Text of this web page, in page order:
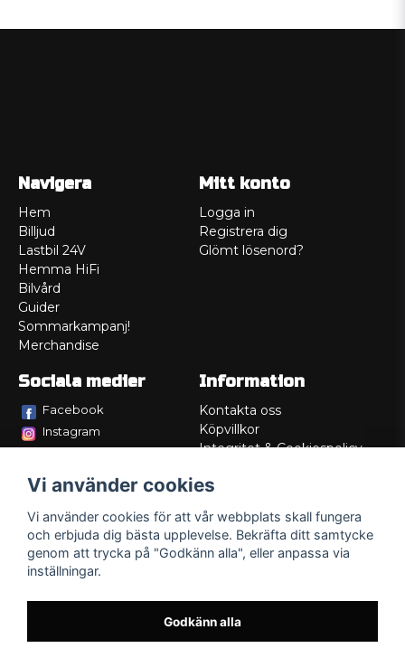
Navigera
Hem
Billjud
Lastbil 24V
Hemma HiFi
Bilvård
Guider
Sommarkampanj!
Merchandise
Mitt konto
Logga in
Registrera dig
Glömt lösenord?
Sociala medier
Facebook
Instagram
Information
Kontakta oss
Köpvillkor
Integritet & Cookiespolicy
Service/Garanti
Lådritning
Om oss
Vi använder cookies
Vi använder cookies för att vår webbplats skall fungera
och erbjuda dig bästa upplevelse. Bekräfta ditt samtycke
genom att trycka på "Godkänn alla", eller anpassa via
inställningar.
Godkänn alla